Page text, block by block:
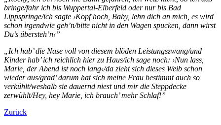
bringe/fahr ich bis Wuppertal-Elberfeld oder nur bis Bad
Lippspringe/ich sagte ›Kopf hoch, Baby, lehn dich an mich, es wird
schon irgendwie geh’n/bitte nicht in den Wagen spucken, dann wirst
Du’s übersteh’n‹”
„Ich hab’ die Nase voll von diesem blöden Leistungszwang/und
Kinder hab’ ich reichlich hier zu Haus/ich sage noch: ›Nun lass,
Marie, der Abend ist noch lang‹/da zieht sich dieses Weib schon
wieder aus/grad’ darum hat sich meine Frau bestimmt auch so
verkühlt/weshalb sie dauernd niest und mir die Steppdecke
zerwühlt/Hey, hey Marie, ich brauch’ mehr Schlaf!”
Zurück